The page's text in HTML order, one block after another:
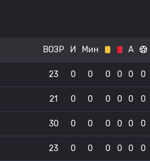
ВОЗР И Мин А
23 0 0 0 0 0 0
21 0 0 0 0 0 0
30 0 0 0 0 0 0
23 0 0 0 0 0 0